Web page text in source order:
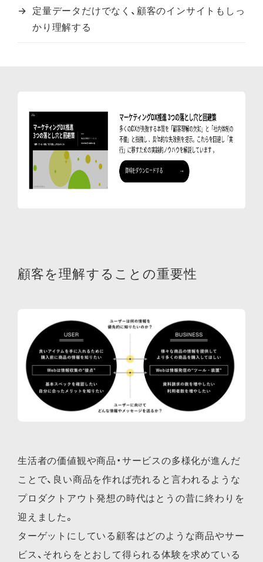
定量データだけでなく、顧客のインサイトもしっ
かり理解する
顧客を理解することの重要性
生活者の価値観や商品・サービスの多様化が進んだ
ことで、良い商品を作れば売れると言われるような
プロダクトアウト発想の時代はとうの昔に終わりを
迎えました。
ターゲットにしている顧客はどのような商品やサー
ビス、それらをとおして得られる体験を求めている